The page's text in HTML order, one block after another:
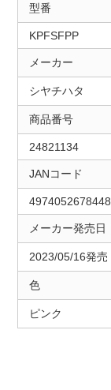
型番
KPFSFPP
メーカー
シヤチハタ
商品番号
24821134
JANコード
4974052678448
メーカー発売日
2023/05/16発売
色
ピンク